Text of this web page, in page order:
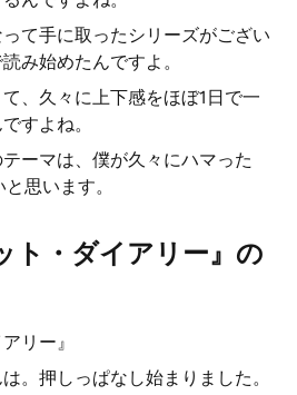
て手に取ったシリーズがござい
み始めたんですよ。
、久々に上下感をほぼ1日で一
すよね。
ーマは、僕が久々にハマった
思います。
ト・ダイアリー』の
リー』
。押しっぱなし始まりました。